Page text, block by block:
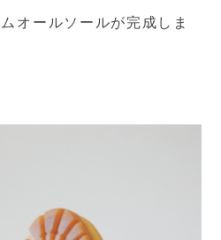
オールソールが完成しま